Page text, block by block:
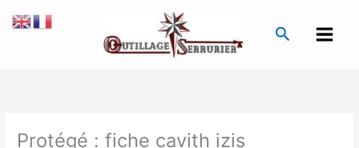
Protégé : fiche cavith izis